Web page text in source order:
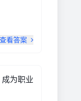
查看答案
为职业